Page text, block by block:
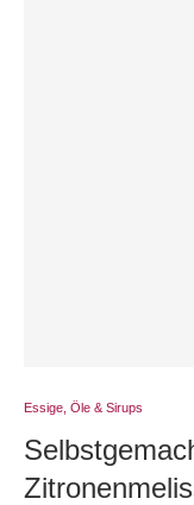
Essige, Öle & Sirups